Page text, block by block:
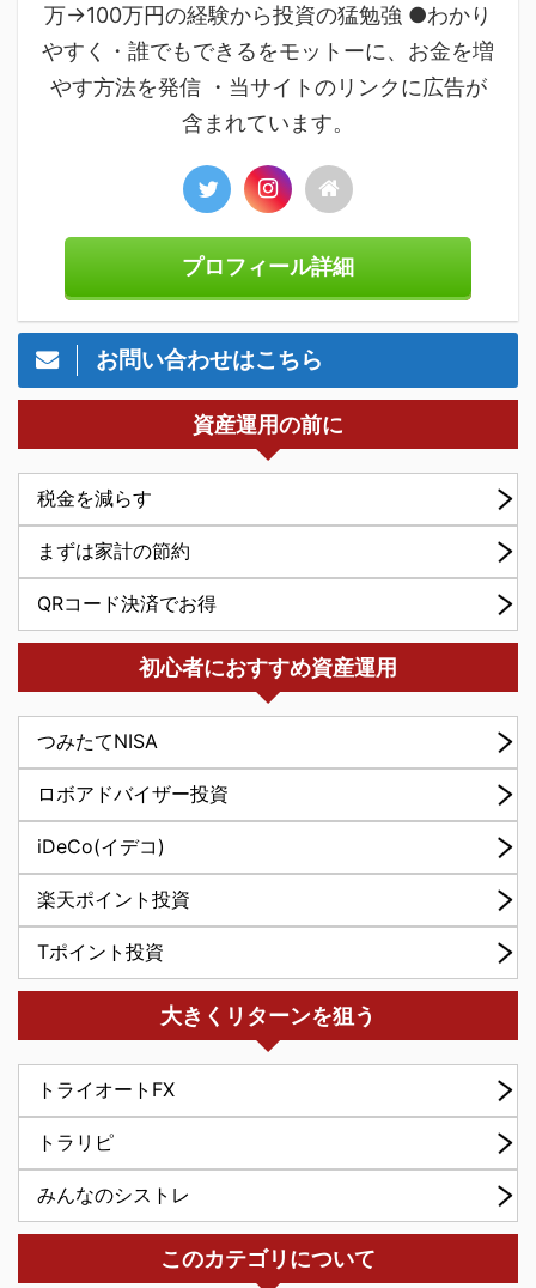
万→100万円の経験から投資の猛勉強 ●わかり
やすく・誰でもできるをモットーに、お金を増
やす方法を発信 ・当サイトのリンクに広告が
含まれています。
プロフィール詳細
お問い合わせはこちら
資産運用の前に
税金を減らす
まずは家計の節約
QRコード決済でお得
初心者におすすめ資産運用
つみたてNISA
ロボアドバイザー投資
iDeCo(イデコ)
楽天ポイント投資
Tポイント投資
大きくリターンを狙う
トライオートFX
トラリピ
みんなのシストレ
このカテゴリについて